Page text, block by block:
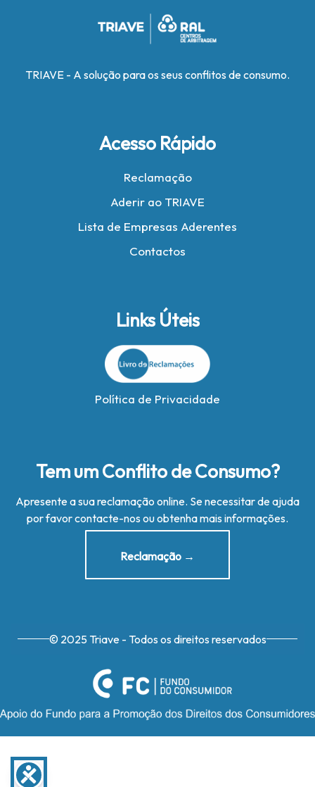
TRIAVE - A solução para os seus conflitos de consumo.
Acesso Rápido
Reclamação
Aderir ao TRIAVE
Lista de Empresas Aderentes
Contactos
Links Úteis
Política de Privacidade
Tem um Conflito de Consumo?
Apresente a sua reclamação online. Se necessitar de ajuda
por favor contacte-nos ou obtenha mais informações.
Reclamação →
© 2025 Triave - Todos os direitos reservados